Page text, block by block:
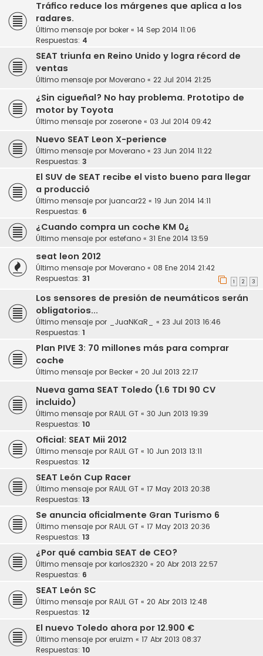
Tráfico reduce los márgenes que aplica a los
radares.
Último mensaje por boker « 14 Sep 2014 11:06
Respuestas: 4
SEAT triunfa en Reino Unido y logra récord de
ventas
Último mensaje por Moverano « 22 Jul 2014 21:25
¿Sin cigueñal? No hay problema. Prototipo de
motor by Toyota
Último mensaje por zoserone « 03 Jul 2014 09:42
Nuevo SEAT Leon X-perience
Último mensaje por Moverano « 23 Jun 2014 11:22
Respuestas: 3
El SUV de SEAT recibe el visto bueno para llegar
a producció
Último mensaje por juancar22 « 19 Jun 2014 14:11
Respuestas: 6
¿Cuando compra un coche KM 0¿
Último mensaje por estefano « 31 Ene 2014 13:59
seat leon 2012
Último mensaje por Moverano « 08 Ene 2014 21:42
Respuestas: 31 1 2 3
Los sensores de presión de neumáticos serán
obligatorios...
Último mensaje por _JuaNKaR_ « 23 Jul 2013 16:46
Respuestas: 1
Plan PIVE 3: 70 millones más para comprar
coche
Último mensaje por Becker « 20 Jul 2013 22:17
Nueva gama SEAT Toledo (1.6 TDI 90 CV
incluido)
Último mensaje por RAUL GT « 30 Jun 2013 19:39
Respuestas: 10
Oficial: SEAT Mii 2012
Último mensaje por RAUL GT « 10 Jun 2013 13:11
Respuestas: 12
SEAT León Cup Racer
Último mensaje por RAUL GT « 17 May 2013 20:38
Respuestas: 13
Se anuncia oficialmente Gran Turismo 6
Último mensaje por RAUL GT « 17 May 2013 20:36
Respuestas: 13
¿Por qué cambia SEAT de CEO?
Último mensaje por karlos2320 « 20 Abr 2013 22:57
Respuestas: 6
SEAT León SC
Último mensaje por RAUL GT « 20 Abr 2013 12:48
Respuestas: 12
El nuevo Toledo ahora por 12.900 €
Último mensaje por eruizm « 17 Abr 2013 08:37
Respuestas: 10